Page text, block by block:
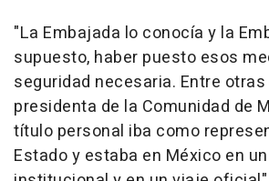
"La Embajada lo conocía y la
supuesto, haber puesto esos
seguridad necesaria. Entre
presidenta de la Comunidad de
título personal iba como
Estado y estaba en México en